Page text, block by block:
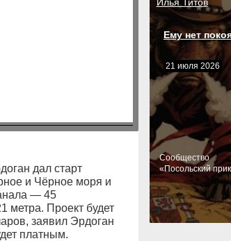
дал старт
и Чёрное моря и
— 45
метра. Проект будет
заявил Эрдоган
платным.
Ему нет
21 июля 2026
Cообщество
«Посольский